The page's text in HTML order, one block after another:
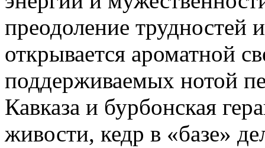
преодоление
открывается ароматной
поддерживаемых нотой
Кавказа и бурбонская
живости, кедр в «базе»